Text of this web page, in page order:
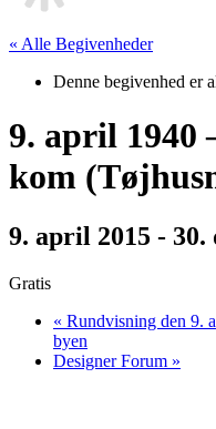
« Alle Begivenheder
Denne begivenhed er
9. april 1940
kom
9. april 2015 - 30.
Gratis
« Rundvisning den 9.
byen
Designer Forum »